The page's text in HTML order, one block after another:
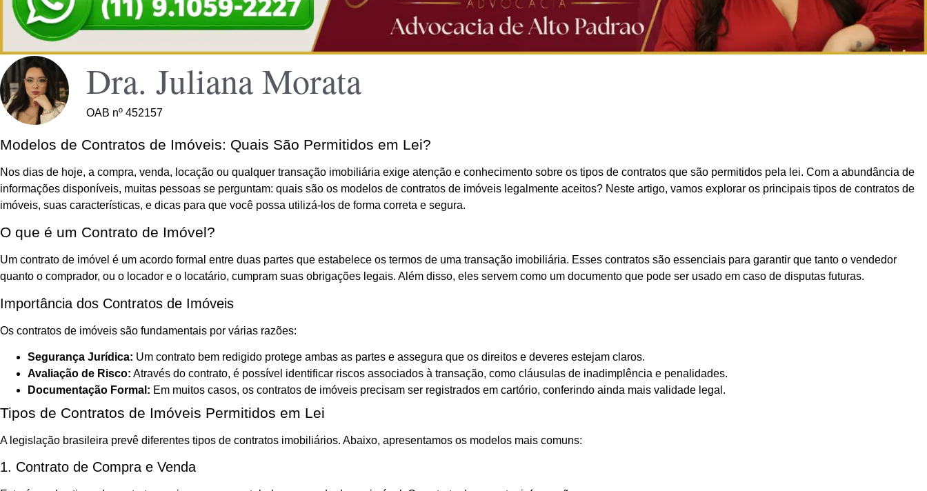
Dra. Juliana Morata
OAB nº 452157
Modelos de Contratos de Imóveis: Quais São Permitidos em Lei?
Nos dias de hoje, a compra, venda, locação ou qualquer transação imobiliária exige atenção e conhecimento sobre os tipos de contratos que são permitidos pela lei. Com a abundância de
informações disponíveis, muitas pessoas se perguntam: quais são os modelos de contratos de imóveis legalmente aceitos? Neste artigo, vamos explorar os principais tipos de contratos de
imóveis, suas características, e dicas para que você possa utilizá-los de forma correta e segura.
O que é um Contrato de Imóvel?
Um contrato de imóvel é um acordo formal entre duas partes que estabelece os termos de uma transação imobiliária. Esses contratos são essenciais para garantir que tanto o vendedor
quanto o comprador, ou o locador e o locatário, cumpram suas obrigações legais. Além disso, eles servem como um documento que pode ser usado em caso de disputas futuras.
Importância dos Contratos de Imóveis
Os contratos de imóveis são fundamentais por várias razões:
Segurança Jurídica: Um contrato bem redigido protege ambas as partes e assegura que os direitos e deveres estejam claros.
Avaliação de Risco: Através do contrato, é possível identificar riscos associados à transação, como cláusulas de inadimplência e penalidades.
Documentação Formal: Em muitos casos, os contratos de imóveis precisam ser registrados em cartório, conferindo ainda mais validade legal.
Tipos de Contratos de Imóveis Permitidos em Lei
A legislação brasileira prevê diferentes tipos de contratos imobiliários. Abaixo, apresentamos os modelos mais comuns:
1. Contrato de Compra e Venda